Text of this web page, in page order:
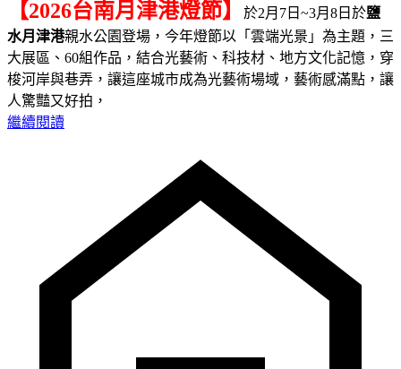
【2026台南月津港燈節】 於2月7日~3月8日於鹽
水月津港親水公園登場，今年燈節以「雲端光景」為主題，三
大展區、60組作品，結合光藝術、科技材、地方文化記憶，穿
梭河岸與巷弄，讓這座城市成為光藝術場域，藝術感滿點，讓
人驚豔又好拍，
繼續閱讀